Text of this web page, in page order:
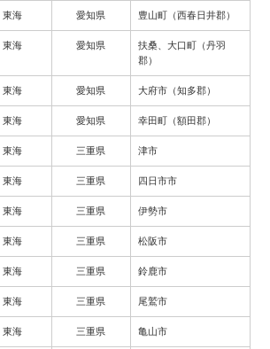
東海 愛知県 豊山町（西春日井郡）
東海 愛知県
扶桑、大口町（丹羽
郡）
東海 愛知県 大府市（知多郡）
東海 愛知県 幸田町（額田郡）
東海 三重県 津市
東海 三重県 四日市市
東海 三重県 伊勢市
東海 三重県 松阪市
東海 三重県 鈴鹿市
東海 三重県 尾鷲市
東海 三重県 亀山市